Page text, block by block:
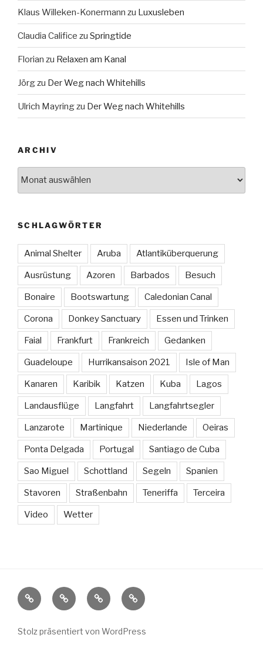
Klaus Willeken-Konermann zu Luxusleben
Claudia Califice zu Springtide
Florian zu Relaxen am Kanal
Jörgzu Der Weg nach Whitehills
Ulrich Mayringzu Der Weg nach Whitehills
ARCHIV
SCHLAGWÖRTER
Animal Shelter Aruba Atlantiküberquerung
Ausrüstung Azoren Barbados Besuch
Bonaire Bootswartung Caledonian Canal
Corona Donkey Sanctuary Essen und Trinken
Faial Frankfurt Frankreich Gedanken
Guadeloupe Hurrikansaison 2021 Isle of Man
Kanaren Karibik Katzen Kuba Lagos
Landausflüge Langfahrt Langfahrtsegler
Lanzarote Martinique Niederlande Oeiras
Ponta Delgada Portugal Santiago de Cuba
Sao Miguel Schottland Segeln Spanien
Stavoren Straßenbahn Teneriffa Terceira
Video Wetter
Sissi
Länder
und
Weitere
Segelblogs
Kontakt
Stolz präsentiert von WordPress